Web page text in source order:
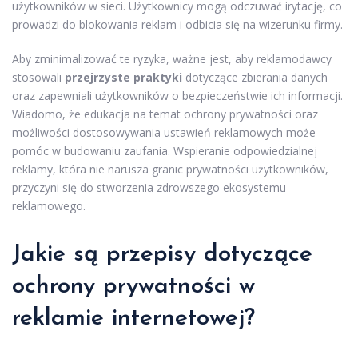
użytkowników w sieci. Użytkownicy mogą odczuwać irytację, co
prowadzi do blokowania reklam i odbicia się na wizerunku firmy.
Aby zminimalizować te ryzyka, ważne jest, aby reklamodawcy
stosowali przejrzyste praktyki dotyczące zbierania danych
oraz zapewniali użytkowników o bezpieczeństwie ich informacji.
Wiadomo, że edukacja na temat ochrony prywatności oraz
możliwości dostosowywania ustawień reklamowych może
pomóc w budowaniu zaufania. Wspieranie odpowiedzialnej
reklamy, która nie narusza granic prywatności użytkowników,
przyczyni się do stworzenia zdrowszego ekosystemu
reklamowego.
Jakie są przepisy dotyczące
ochrony prywatności w
reklamie internetowej?